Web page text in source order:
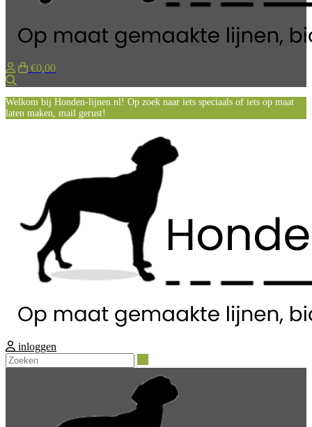
€0,00
Welkom bij Honden-lijnen.nl! Op zoek naar iets speciaals of iets op maat
laten maken, mail gerust!
inloggen